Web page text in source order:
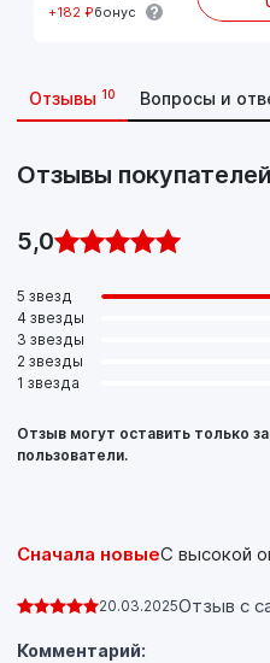
+182 ₽бонус
Отзывы 10 Вопросы и
Отзывы покупателей
5,0
5 звезд
4 звезды
3 звезды
2 звезды
1 звезда
Отзыв могут оставить только
пользователи.
Сначала новыеС высокой
20.03.2025Отзыв с
Комментарий: